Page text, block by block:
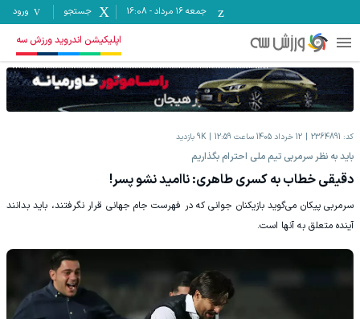
جمعه ۱۶ مرداد -
16:08 جستجو ورود
اپلیکیشن اندروید ورزش سه
کد: 2364891 12 خرداد 1405 ساعت 12:59 9K بازدید
باید به نظر سرمربی تیم ملی احترام بگذاریم
دقیقی خطاب به کسری طاهری: ناامید نشو پسر!
سرمربی پیکان می‌گوید بازیکنان جوانی که در فهرست جام جهانی قرار نگرفتند، باید بدانند
آینده متعلق به آنها است.